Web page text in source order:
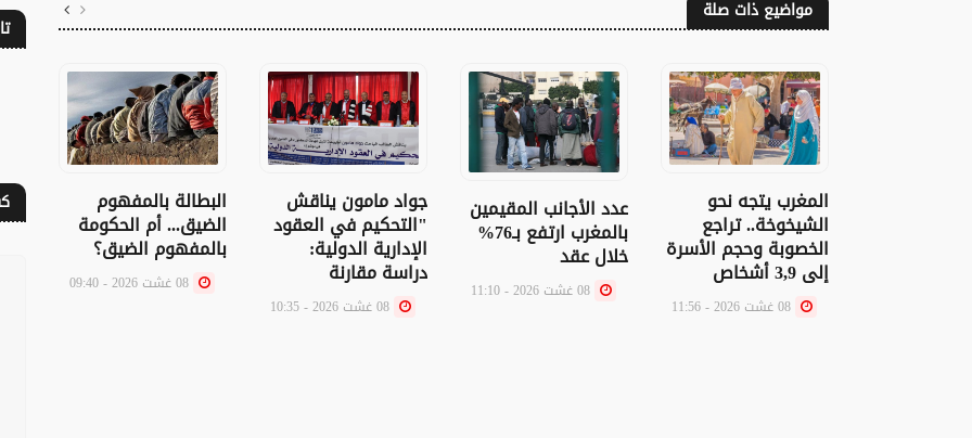
مواضيع ذات صلة
المغرب يتجه نحو
الشيخوخة.. تراجع
الخصوبة وحجم الأسرة
إلى 3,9 أشخاص
عدد الأجانب المقيمين
بالمغرب ارتفع بـ76%
خلال عقد
جواد مامون يناقش
"التحكيم في العقود
الإدارية الدولية:
دراسة مقارنة
البطالة بالمفهوم
الضيق... أم الحكومة
بالمفهوم الضيق؟